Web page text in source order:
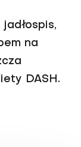
na
DASH.